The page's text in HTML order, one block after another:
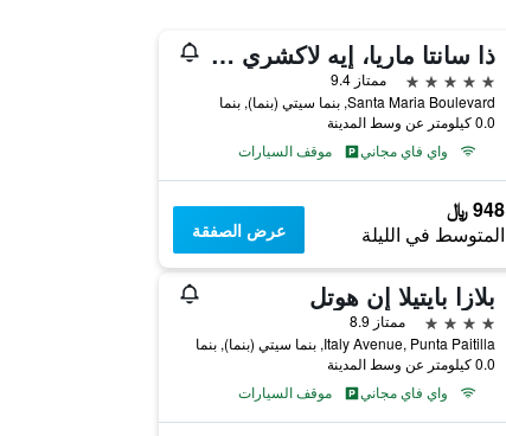
ذا سانتا ماريا، إيه لاكشري كوليكشن هوتل آند جولف ريزورت، بنما سيتي
5 نجوم
ممتاز 9.4
Santa Maria Boulevard, بنما سيتي (بنما), بنما
0.0 كيلومتر عن وسط المدينة
واي فاي مجاني
موقف السيارات
948 ﷼
المتوسط في الليلة عرض الصفقة
بلازا بايتيلا إن هوتل
4 نجوم
ممتاز 8.9
Italy Avenue, Punta Paitilla, بنما سيتي (بنما), بنما
0.0 كيلومتر عن وسط المدينة
واي فاي مجاني
موقف السيارات